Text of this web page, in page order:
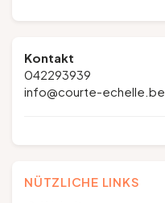
Kontakt
042293939
info@courte-echelle.be
NÜTZLICHE LINKS